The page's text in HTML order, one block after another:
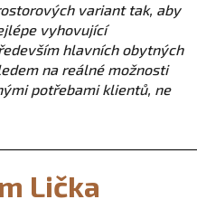
variant tak, aby
vyhovující
hlavních obytných
na reálné možnosti
potřebami klientů, ne
Lička